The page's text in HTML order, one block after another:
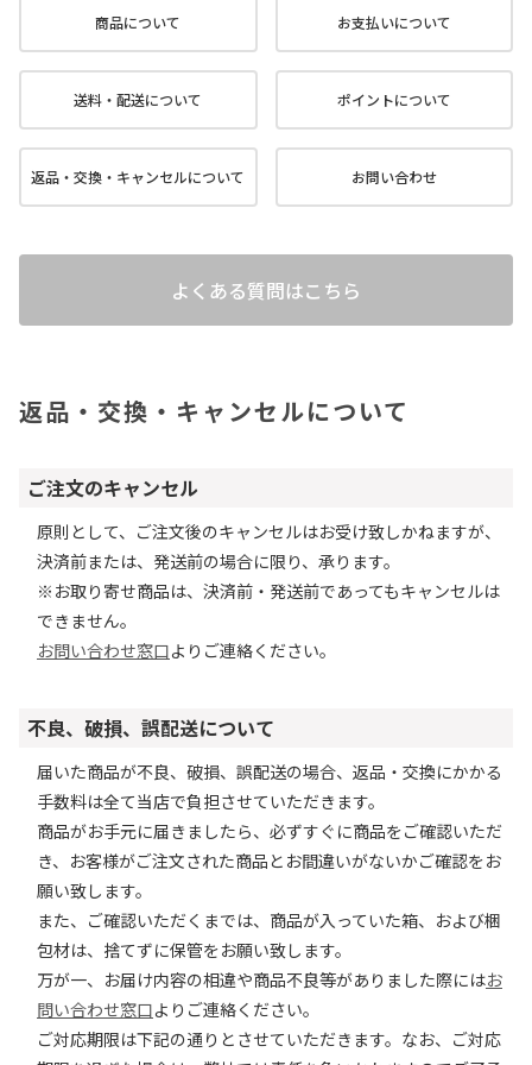
商品について お支払いについて
送料・配送について ポイントについて
返品・交換・キャンセルについて お問い合わせ
よくある質問はこちら
返品・交換・キャンセルについて
ご注文のキャンセル
原則として、ご注文後のキャンセルはお受け致しかねますが、
決済前または、発送前の場合に限り、承ります。
※お取り寄せ商品は、決済前・発送前であってもキャンセルは
できません。
お問い合わせ窓口よりご連絡ください。
不良、破損、誤配送について
届いた商品が不良、破損、誤配送の場合、返品・交換にかかる
手数料は全て当店で負担させていただきます。
商品がお手元に届きましたら、必ずすぐに商品をご確認いただ
き、お客様がご注文された商品とお間違いがないかご確認をお
願い致します。
また、ご確認いただくまでは、商品が入っていた箱、および梱
包材は、捨てずに保管をお願い致します。
万が一、お届け内容の相違や商品不良等がありました際にはお
問い合わせ窓口よりご連絡ください。
ご対応期限は下記の通りとさせていただきます。なお、ご対応